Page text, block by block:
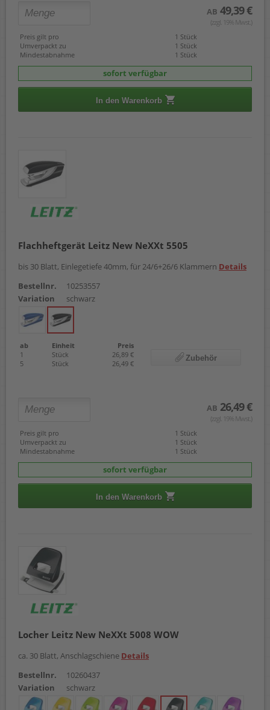
AB 49,39 €
(zzgl. 19% Mwst.)
Preis gilt pro
1 Stück
Umverpackt zu
1 Stück
Mindestabnahme
1 Stück
sofort verfügbar
In den Warenkorb
Flachheftgerät Leitz New NeXXt 5505
bis 30 Blatt, Einlegetiefe 40mm, für 24/6+26/6 Klammern Details
Bestellnr.
10253557
Variation
schwarz
ab Einheit
Preis
1
Stück
26,89 €
5
Stück 26,49 €
Zubehör
AB 26,49 €
(zzgl. 19% Mwst.)
Preis gilt pro
1 Stück
Umverpackt zu
1 Stück
Mindestabnahme
1 Stück
sofort verfügbar
In den Warenkorb
Locher Leitz New NeXXt 5008 WOW
ca. 30 Blatt, Anschlagschiene Details
Bestellnr.
10260437
Variation
schwarz